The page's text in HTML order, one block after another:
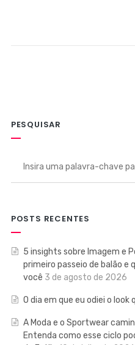
PESQUISAR
POSTS RECENTES
5 insights sobre Imagem e
primeiro passeio de balão e
você 3 de agosto de 2026
O dia em que eu odiei o look
A Moda e o Sportwear
Entenda como esse ciclo